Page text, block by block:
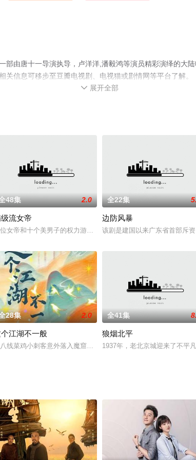
部由唐十一导演执导，卢洋洋,潘毅鸿等演员精彩演绎的大
关信息可移步至豆瓣电视剧、电视猫或剧情网等平台了解。
 展开全部
为一名教师，改变更多垫底学生的命运。回校实习时，他却被分
48集 2.0
流女帝
女帝和十个美男子的权力游戏，情欲与权谋交织的顶级修罗场
全22集
边防风暴
该剧是建国以来广东省首部斥
名小说，张籽沐、张开泰、郭子凡等主演该剧讲述了灯花胡同一
28集 2.0
江湖不一般
线菜鸡小刺客意外落入魔窟，成了江湖头号公敌的新娘，本以
全41集
狼烟北平
1937年，老北京城迎来了不平